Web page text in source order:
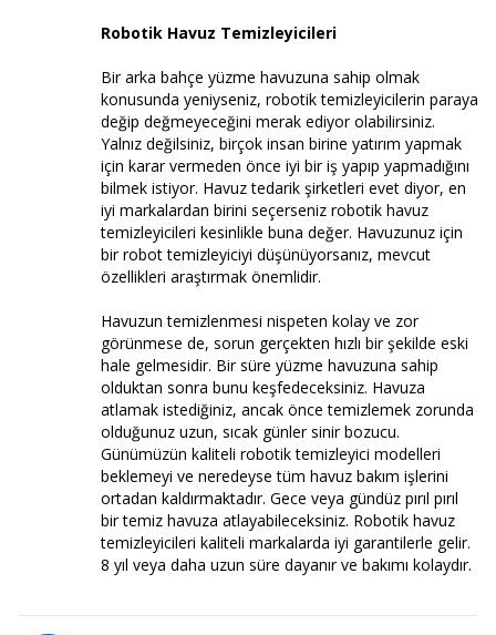
Robotik Havuz Temizleyicileri
Bir arka bahçe yüzme havuzuna sahip olmak
konusunda yeniyseniz, robotik temizleyicilerin paraya
değip değmeyeceğini merak ediyor olabilirsiniz.
Yalnız değilsiniz, birçok insan birine yatırım yapmak
için karar vermeden önce iyi bir iş yapıp yapmadığını
bilmek istiyor. Havuz tedarik şirketleri evet diyor, en
iyi markalardan birini seçerseniz robotik havuz
temizleyicileri kesinlikle buna değer. Havuzunuz için
bir robot temizleyiciyi düşünüyorsanız, mevcut
özellikleri araştırmak önemlidir.
Havuzun temizlenmesi nispeten kolay ve zor
görünmese de, sorun gerçekten hızlı bir şekilde eski
hale gelmesidir. Bir süre yüzme havuzuna sahip
olduktan sonra bunu keşfedeceksiniz. Havuza
atlamak istediğiniz, ancak önce temizlemek zorunda
olduğunuz uzun, sıcak günler sinir bozucu.
Günümüzün kaliteli robotik temizleyici modelleri
beklemeyi ve neredeyse tüm havuz bakım işlerini
ortadan kaldırmaktadır. Gece veya gündüz pırıl pırıl
bir temiz havuza atlayabileceksiniz. Robotik havuz
temizleyicileri kaliteli markalarda iyi garantilerle gelir.
8 yıl veya daha uzun süre dayanır ve bakımı kolaydır.